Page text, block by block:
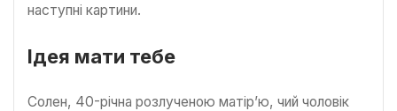
наступні картини.
Ідея мати тебе
Солен, 40-річна розлученою матір’ю, чий чоловік